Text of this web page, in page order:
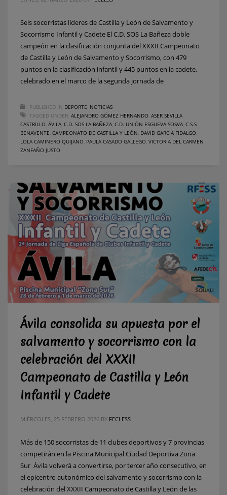
Seis socorristas líderes de Castilla y León de Salvamento y
Socorrismo Infantil y Cadete El C.D. SOS La Bañeza doble
campeón en la clasificación conjunta del XXXII Campeonato
de Castilla y León de Salvamento y Socorrismo, con 479
puntos en la clasificación infantil y 445 puntos en la cadete,
celebrado en el marco de la segunda jornada de
PUBLISHED IN DEPORTE NOTICIAS
TAGGED UNDER: ALEJANDRO GÓMEZ HERNANDO ASER SEVILLA
CASTRILLO ÁVILA C.D. SOS LA BAÑEZA C.D. UNIÓN ESGUEVA SOSVA C.S.S
BENAVENTE CAMPEONATO DE CASTILLA Y LEÓN DAVID GARCÍA FIDALGO
LOLA CAMINERO QUIJANO PAULA CASADO GALLEGO VICTORIA DEL CARMEN
ZANFAÑO JUSTO
Ávila consolida su apuesta por el
salvamento y socorrismo con la
celebración del XXXII
Campeonato de Castilla y León
Infantil y Cadete
MIÉRCOLES, 25 FEBRERO 2026 BY FECLESS
Más de 150 socorristas de 11 clubes deportivos y 7 provincias
competirán en la Piscina Municipal Ciudad Deportiva Zona
Sur Ávila volverá a convertirse, por tercer año consecutivo, en
el epicentro autonómico del salvamento y socorrismo con la
celebración del XXXII Campeonato de Castilla y León de las